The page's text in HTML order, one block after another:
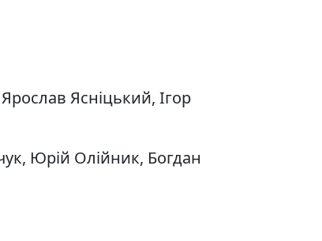
Ясніцький, Ігор
Юрій Олійник, Богдан